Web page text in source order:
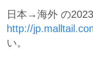
日本→海外 の
http://
い。